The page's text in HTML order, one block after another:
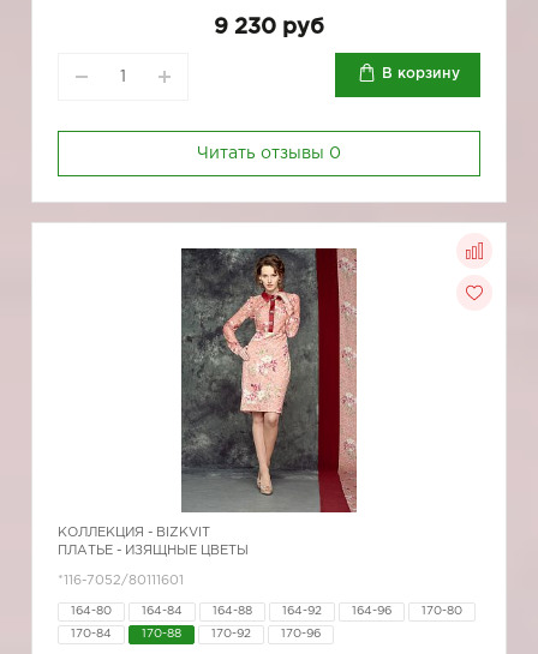
9 230 руб
В корзину
Читать отзывы 0
КОЛЛЕКЦИЯ - BIZKVIT
ПЛАТЬЕ - ИЗЯЩНЫЕ ЦВЕТЫ
*116-7052/80111601
164-80 164-84 164-88 164-92 164-96 170-80
170-84 170-88 170-92 170-96